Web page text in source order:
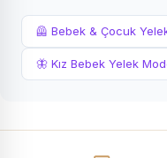
🦺 Bebek & Çocuk
🦋 Kız Bebek Yelek